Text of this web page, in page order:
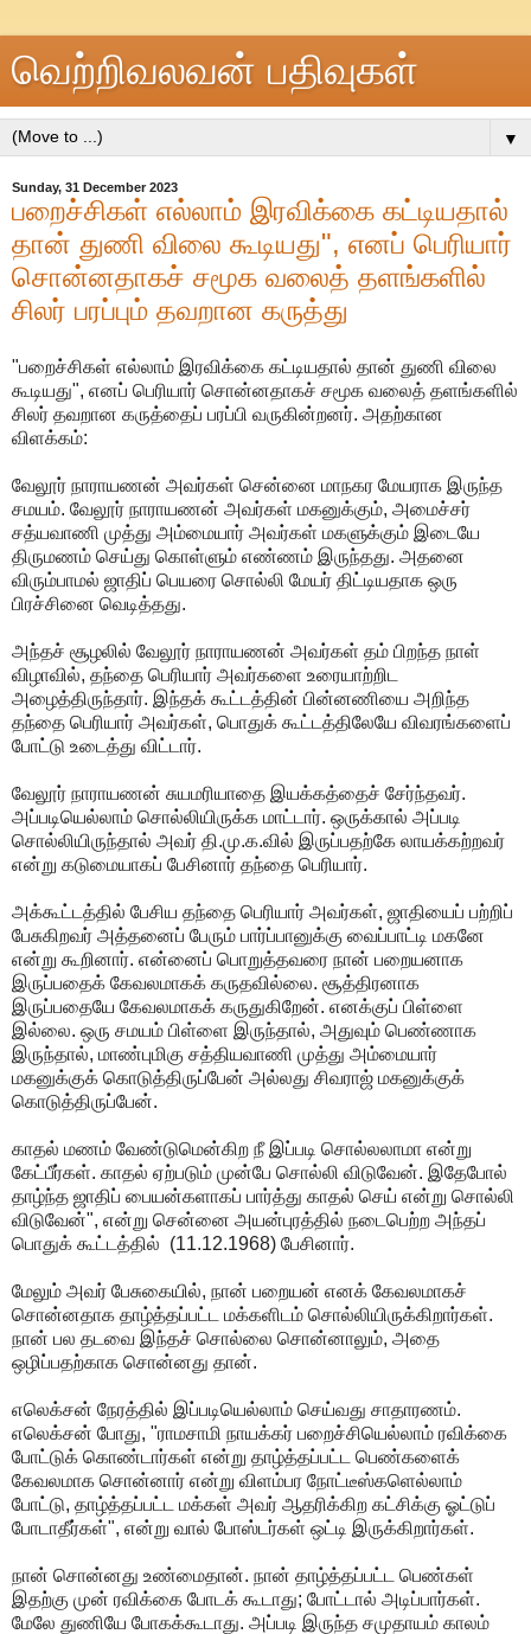
வெற்றிவலவன் பதிவுகள்
▼
Sunday, 31 December 2023
பறைச்சிகள் எல்லாம் இரவிக்கை கட்டியதால்
தான் துணி விலை கூடியது", எனப் பெரியார்
சொன்னதாகச் சமூக வலைத் தளங்களில்
சிலர் பரப்பும் தவறான கருத்து
"பறைச்சிகள் எல்லாம் இரவிக்கை கட்டியதால் தான் துணி விலை
கூடியது", எனப் பெரியார் சொன்னதாகச் சமூக வலைத் தளங்களில்
சிலர் தவறான கருத்தைப் பரப்பி வருகின்றனர். அதற்கான
விளக்கம்:
வேலூர் நாராயணன் அவர்கள் சென்னை மாநகர மேயராக இருந்த
சமயம். வேலூர் நாராயணன் அவர்கள் மகனுக்கும், அமைச்சர்
சத்யவாணி முத்து அம்மையார் அவர்கள் மகளுக்கும் இடையே
திருமணம் செய்து கொள்ளும் எண்ணம் இருந்தது. அதனை
விரும்பாமல் ஜாதிப் பெயரை சொல்லி மேயர் திட்டியதாக ஒரு
பிரச்சினை வெடித்தது.
அந்தச் சூழலில் வேலூர் நாராயணன் அவர்கள் தம் பிறந்த நாள்
விழாவில், தந்தை பெரியார் அவர்களை உரையாற்றிட
அழைத்திருந்தார். இந்தக் கூட்டத்தின் பின்னணியை அறிந்த
தந்தை பெரியார் அவர்கள், பொதுக் கூட்டத்திலேயே விவரங்களைப்
போட்டு உடைத்து விட்டார்.
வேலூர் நாராயணன் சுயமரியாதை இயக்கத்தைச் சேர்ந்தவர்.
அப்படியெல்லாம் சொல்லியிருக்க மாட்டார். ஒருக்கால் அப்படி
சொல்லியிருந்தால் அவர் தி.மு.க.வில் இருப்பதற்கே லாயக்கற்றவர்
என்று கடுமையாகப் பேசினார் தந்தை பெரியார்.
அக்கூட்டத்தில் பேசிய தந்தை பெரியார் அவர்கள், ஜாதியைப் பற்றிப்
பேசுகிறவர் அத்தனைப் பேரும் பார்ப்பானுக்கு வைப்பாட்டி மகனே
என்று கூறினார். என்னைப் பொறுத்தவரை நான் பறையனாக
இருப்பதைக் கேவலமாகக் கருதவில்லை. சூத்திரனாக
இருப்பதையே கேவலமாகக் கருதுகிறேன். எனக்குப் பிள்ளை
இல்லை. ஒரு சமயம் பிள்ளை இருந்தால், அதுவும் பெண்ணாக
இருந்தால், மாண்புமிகு சத்தியவாணி முத்து அம்மையார்
மகனுக்குக் கொடுத்திருப்பேன் அல்லது சிவராஜ் மகனுக்குக்
கொடுத்திருப்பேன்.
காதல் மணம் வேண்டுமென்கிற நீ இப்படி சொல்லலாமா என்று
கேட்பீர்கள். காதல் ஏற்படும் முன்பே சொல்லி விடுவேன். இதேபோல்
தாழ்ந்த ஜாதிப் பையன்களாகப் பார்த்து காதல் செய் என்று சொல்லி
விடுவேன்", என்று சென்னை அயன்புரத்தில் நடைபெற்ற அந்தப்
பொதுக் கூட்டத்தில் (11.12.1968) பேசினார்.
மேலும் அவர் பேசுகையில், நான் பறையன் எனக் கேவலமாகச்
சொன்னதாக தாழ்த்தப்பட்ட மக்களிடம் சொல்லியிருக்கிறார்கள்.
நான் பல தடவை இந்தச் சொல்லை சொன்னாலும், அதை
ஒழிப்பதற்காக சொன்னது தான்.
எலெக்சன் நேரத்தில் இப்படியெல்லாம் செய்வது சாதாரணம்.
எலெக்சன் போது, "ராமசாமி நாயக்கர் பறைச்சியெல்லாம் ரவிக்கை
போட்டுக் கொண்டார்கள் என்று தாழ்த்தப்பட்ட பெண்களைக்
கேவலமாக சொன்னார் என்று விளம்பர நோட்டீஸ்களெல்லாம்
போட்டு, தாழ்த்தப்பட்ட மக்கள் அவர் ஆதரிக்கிற கட்சிக்கு ஓட்டுப்
போடாதீர்கள்", என்று வால் போஸ்டர்கள் ஒட்டி இருக்கிறார்கள்.
நான் சொன்னது உண்மைதான். நான் தாழ்த்தப்பட்ட பெண்கள்
இதற்கு முன் ரவிக்கை போடக் கூடாது; போட்டால் அடிப்பார்கள்.
மேலே துணியே போகக்கூடாது. அப்படி இருந்த சமுதாயம் காலம்